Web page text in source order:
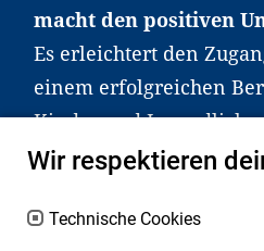
macht den positiven
Es erleichtert den
einem erfolgreichen
Kinder und
haben aber große
an Familien sowie an
Wir respektieren
Technische Cookies